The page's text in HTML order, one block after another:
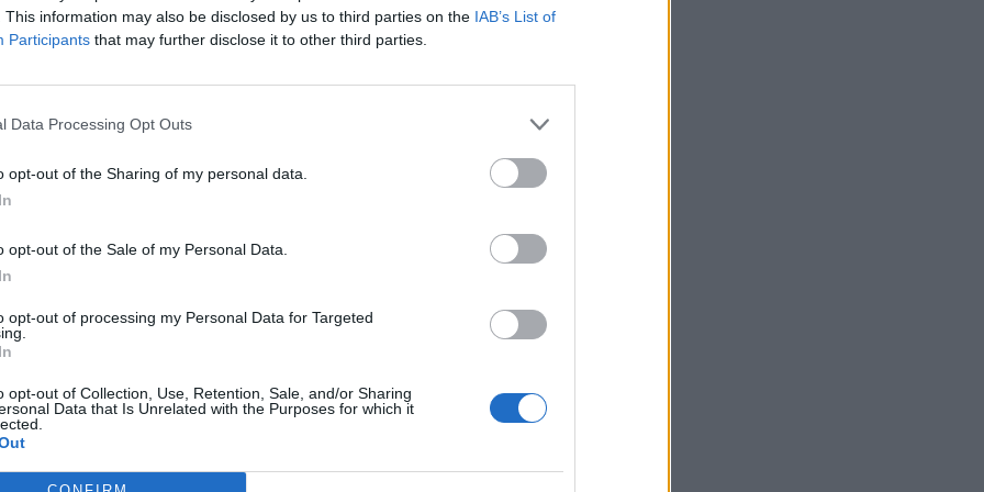
This information may also be disclosed by us to third parties on the IAB’s List of
Participants that may further disclose it to other third parties.
Data Processing Opt Outs
opt-out of the Sharing of my personal data.
opt-out of the Sale of my Personal Data.
opt-out of processing my Personal Data for Targeted
opt-out of Collection, Use, Retention, Sale, and/or Sharing
Data that Is Unrelated with the Purposes for which it
ingatlanpiac, általános pesszimizmus, a nagy külföldi cégek leépítései,
A sok piaci negatívum ellenére a Futureal Csoport azonban sikeres évet zárt,
tartalmazza:
cikkarchívum
elmúlt 2 év napon belüli
Előfizetés